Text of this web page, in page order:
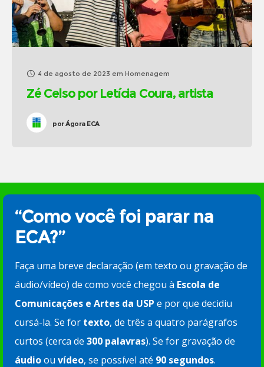
4 de agosto de 2023 em Homenagem
Zé Celso por Letícia Coura, artista
porÁgora ECA
“Como você foi parar na
ECA?”
Faça uma breve declaração (em texto ou gravação de
áudio/vídeo) de como você chegou à Escola de
Comunicações e Artes da USP e por que decidiu
cursá-la. Se for texto, de três a quatro parágrafos
curtos (cerca de 300 palavras). Se for gravação de
áudioou vídeo, se possível até 90 segundos.